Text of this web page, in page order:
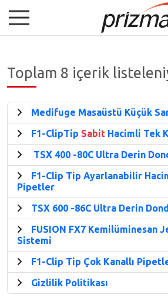
Toplam 8 içerik
Medifuge Masaüstü Küçük
F1-ClipTip Sabit Hacimli Tek
TSX 400 -80C Ultra Derin
F1-Clip Tip Ayarlanabilir
Pipetler
TSX 600 -86C Ultra Derin
FUSION FX7 Kemilüminesan
Sistemi
F1-Clip Tip Çok Kanallı
Gizlilik Politikası